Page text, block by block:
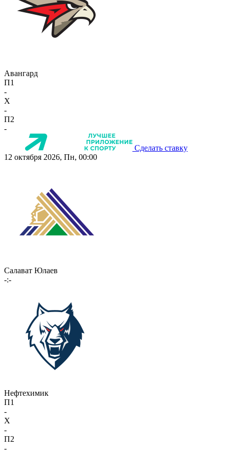
Авангард
П1
-
X
-
П2
-
Сделать ставку
12 октября 2026, Пн, 00:00
Салават Юлаев
-:-
Нефтехимик
П1
-
X
-
П2
-